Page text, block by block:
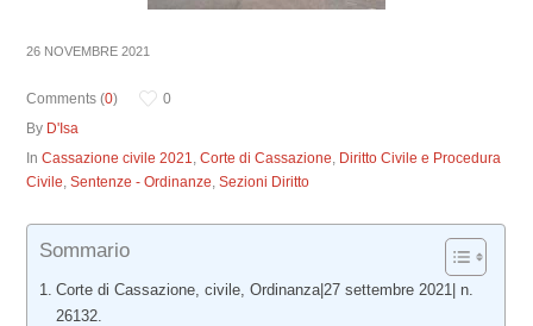
26 NOVEMBRE 2021
Comments (0)
0
By D'Isa
InCassazione civile 2021,Corte di Cassazione, Diritto Civile e Procedura
Civile,Sentenze - Ordinanze,Sezioni Diritto
Sommario
Corte di Cassazione, civile, Ordinanza|27 settembre 2021| n.
26132.